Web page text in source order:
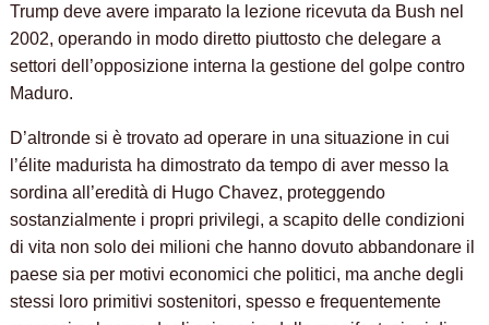
Trump deve avere imparato la lezione ricevuta da Bush nel
2002, operando in modo diretto piuttosto che delegare a
settori dell’opposizione interna la gestione del golpe contro
Maduro.
D’altronde si è trovato ad operare in una situazione in cui
l’élite madurista ha dimostrato da tempo di aver messo la
sordina all’eredità di Hugo Chavez, proteggendo
sostanzialmente i propri privilegi, a scapito delle condizioni
di vita non solo dei milioni che hanno dovuto abbandonare il
paese sia per motivi economici che politici, ma anche degli
stessi loro primitivi sostenitori, spesso e frequentemente